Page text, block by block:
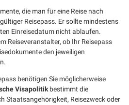
die man für eine Reise nach
Reisepass. Er sollte mindestens
Einreisedatum nicht ablaufen.
Reiseveranstalter, ob Ihr Reisepass
den jeweiligen
benötigen Sie möglicherweise
Visapolitik bestimmt die
Staatsangehörigkeit, Reisezweck oder